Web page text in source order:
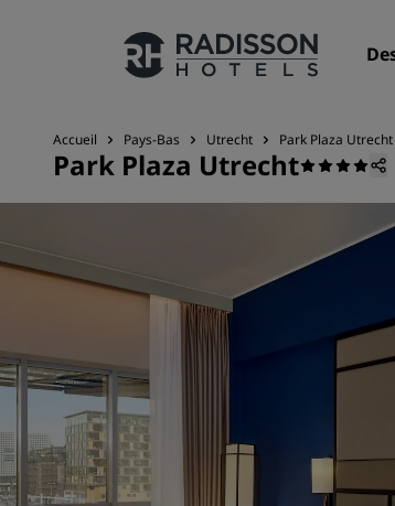
Nos enseignes
Accueil Pays-Bas Utrecht Park Plaza Utrecht
Park Plaza Utrecht